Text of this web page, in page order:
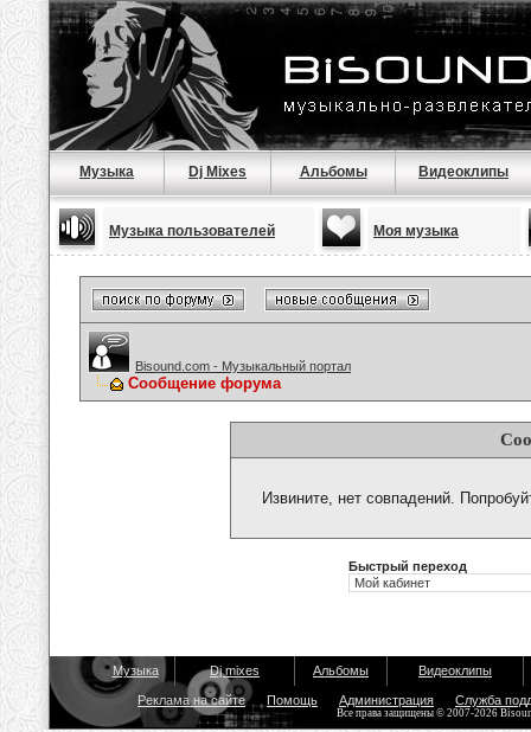
Музыка Dj Mixes Альбомы Видеоклипы
Музыка пользователей Моя музыка
Bisound.com - Музыкальный портал
Сообщение форума
Извините, нет совпадений.
Быстрый переход
Музыка Dj mixes Альбомы Видеоклипы
Реклама на сайте Помощь Администрация Служба
Все права защищены © 2007-2026